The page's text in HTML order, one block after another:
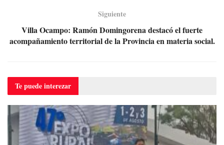
Siguiente
Villa Ocampo: Ramón Domingorena destacó el fuerte
acompañamiento territorial de la Provincia en materia social.
Te puedeinterezar